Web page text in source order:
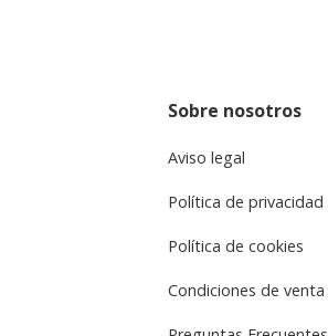
Sobre nosotros
Aviso legal
Política de privacidad
Política de cookies
Condiciones de venta